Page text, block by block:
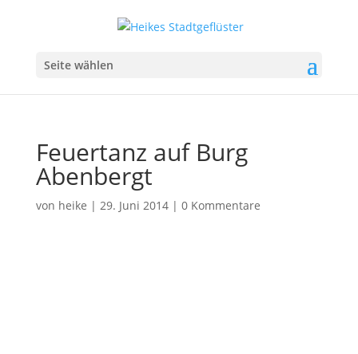
Seite wählen
Feuertanz auf Burg
Abenbergt
von heike | 29. Juni 2014| 0 Kommentare